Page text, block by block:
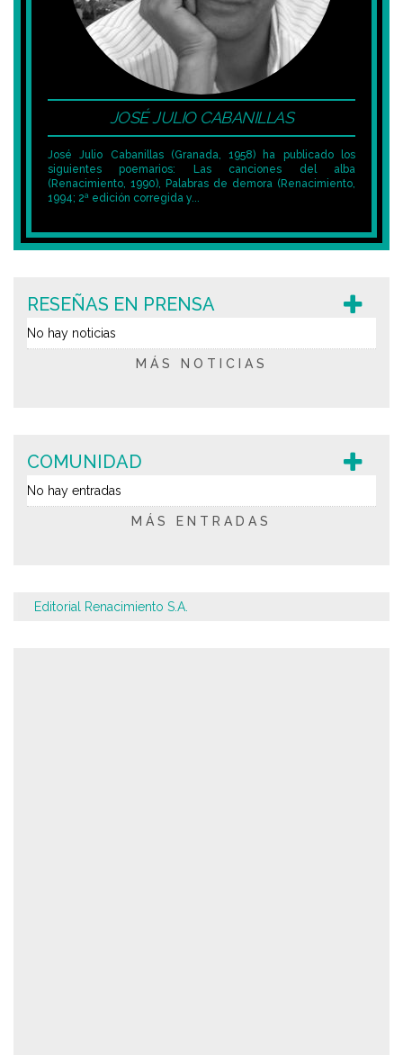
JOSÉ JULIO CABANILLAS
José Julio Cabanillas (Granada, 1958) ha publicado los
siguientes poemarios: Las canciones del alba
(Renacimiento, 1990), Palabras de demora (Renacimiento,
1994; 2ª edición corregida y...
RESEÑAS EN PRENSA
No hay noticias
MÁS NOTICIAS
COMUNIDAD
No hay entradas
MÁS ENTRADAS
Editorial Renacimiento S.A.